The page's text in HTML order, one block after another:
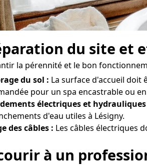
du site et
la pérennité et le bon
du sol : La surface d'accueil doit
pour un spa encastrable ou
électriques et hydrauliques
d'eau utiles à Lésigny.
des câbles : Les câbles électriques
à un